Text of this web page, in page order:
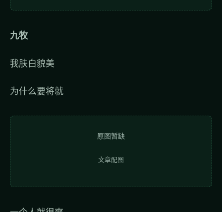
九牧
我肤白貌美
为什么要将就
原图暂缺
文章配图